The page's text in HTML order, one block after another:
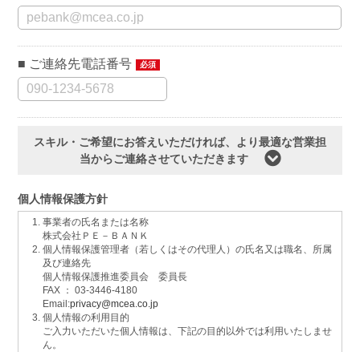
ご連絡先電話番号 必須
スキル・ご希望にお答えいただければ、より最適な営業担
当からご連絡させていただきます
個人情報保護方針
事業者の氏名または名称
株式会社ＰＥ－ＢＡＮＫ
個人情報保護管理者（若しくはその代理人）の氏名又は職名、所属
及び連絡先
個人情報保護推進委員会 委員長
FAX ： 03-3446-4180
Email:privacy@mcea.co.jp
個人情報の利用目的
ご入力いただいた個人情報は、下記の目的以外では利用いたしませ
ん。